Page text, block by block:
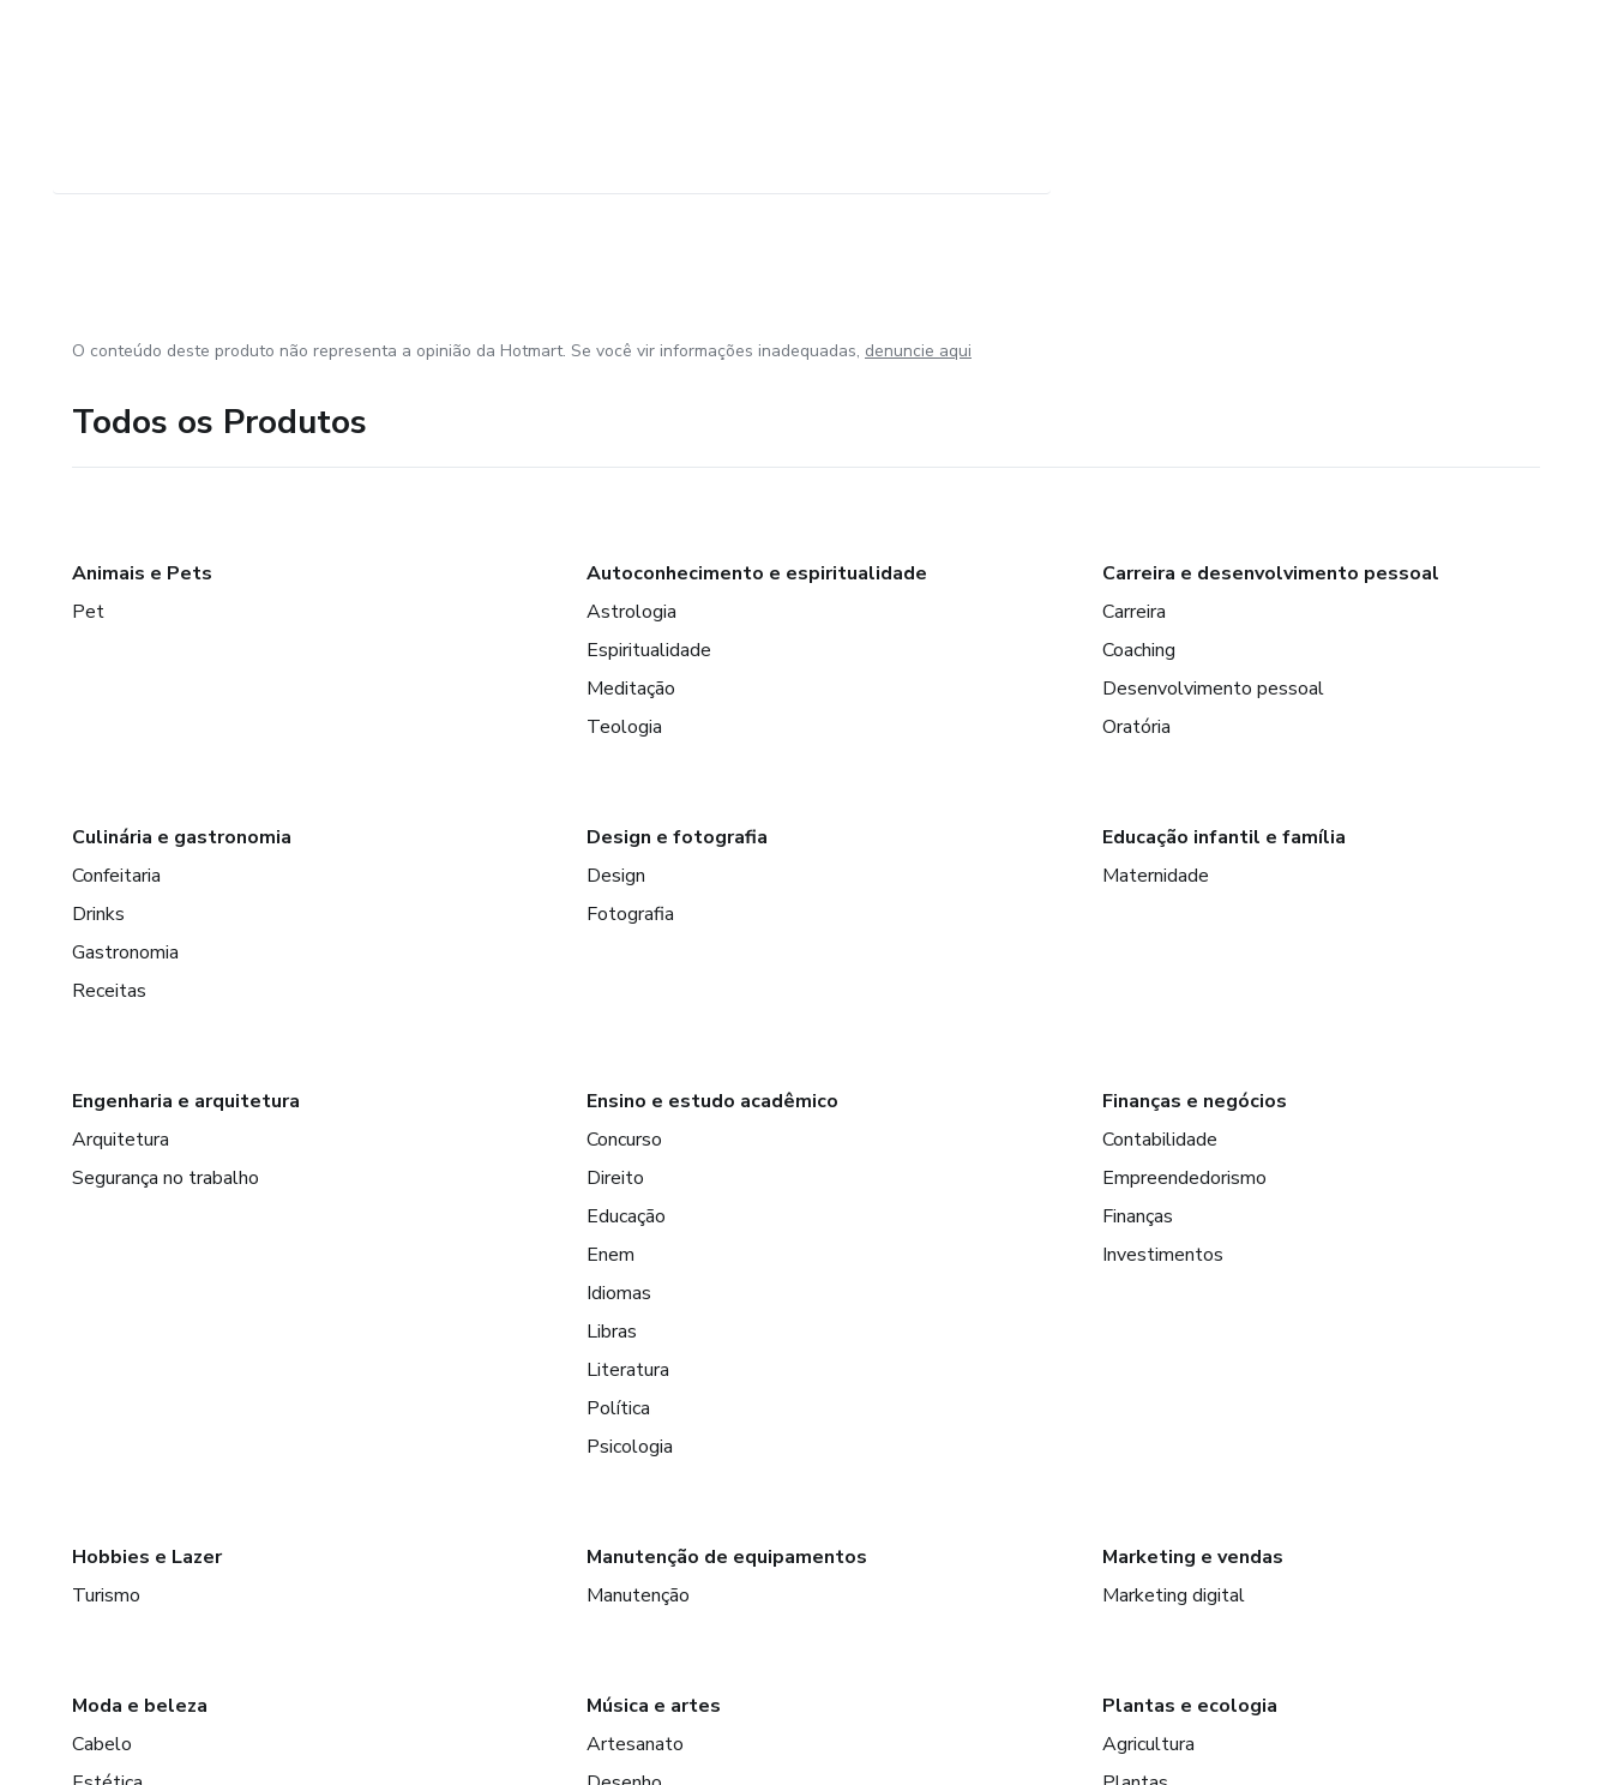
O conteúdo deste produto não representa a opinião da Hotmart. Se você vir informações inadequadas, denuncie aqui
Todos os Produtos
Animais e Pets
Pet
Autoconhecimento e espiritualidade
Astrologia
Espiritualidade
Meditação
Teologia
Carreira e desenvolvimento pessoal
Carreira
Coaching
Desenvolvimento pessoal
Oratória
Culinária e gastronomia
Confeitaria
Drinks
Gastronomia
Receitas
Design e fotografia
Design
Fotografia
Educação infantil e família
Maternidade
Engenharia e arquitetura
Arquitetura
Segurança no trabalho
Ensino e estudo acadêmico
Concurso
Direito
Educação
Enem
Idiomas
Libras
Literatura
Política
Psicologia
Finanças e negócios
Contabilidade
Empreendedorismo
Finanças
Investimentos
Hobbies e Lazer
Turismo
Manutenção de equipamentos
Manutenção
Marketing e vendas
Marketing digital
Moda e beleza
Cabelo
Música e artes
Artesanato
Plantas e ecologia
Agricultura